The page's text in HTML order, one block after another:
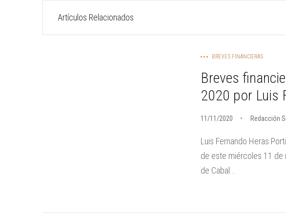
Artículos Relacionados
BREVES FINANCIERAS
Breves
2020 por Luis
11/11/2020 Redacción
Luis Fernando Heras
de este miércoles 11 de
de Cabal...